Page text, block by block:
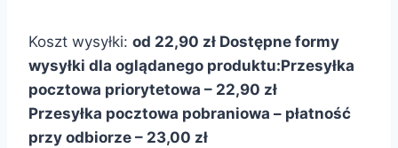
Koszt wysyłki: od 22,90 zł Dostępne formy
wysyłki dla oglądanego produktu:Przesyłka
pocztowa priorytetowa – 22,90 zł
Przesyłka pocztowa pobraniowa – płatność
przy odbiorze – 23,00 zł